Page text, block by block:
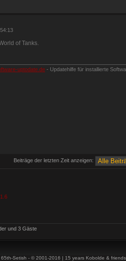
of Tanks.
uptodate.de - Updatehilfe für installierte
Beiträge der letzten Zeit anzeigen:
und 3 Gäste
Setish - © 2001-2016 | 15 years Kobolde & friends